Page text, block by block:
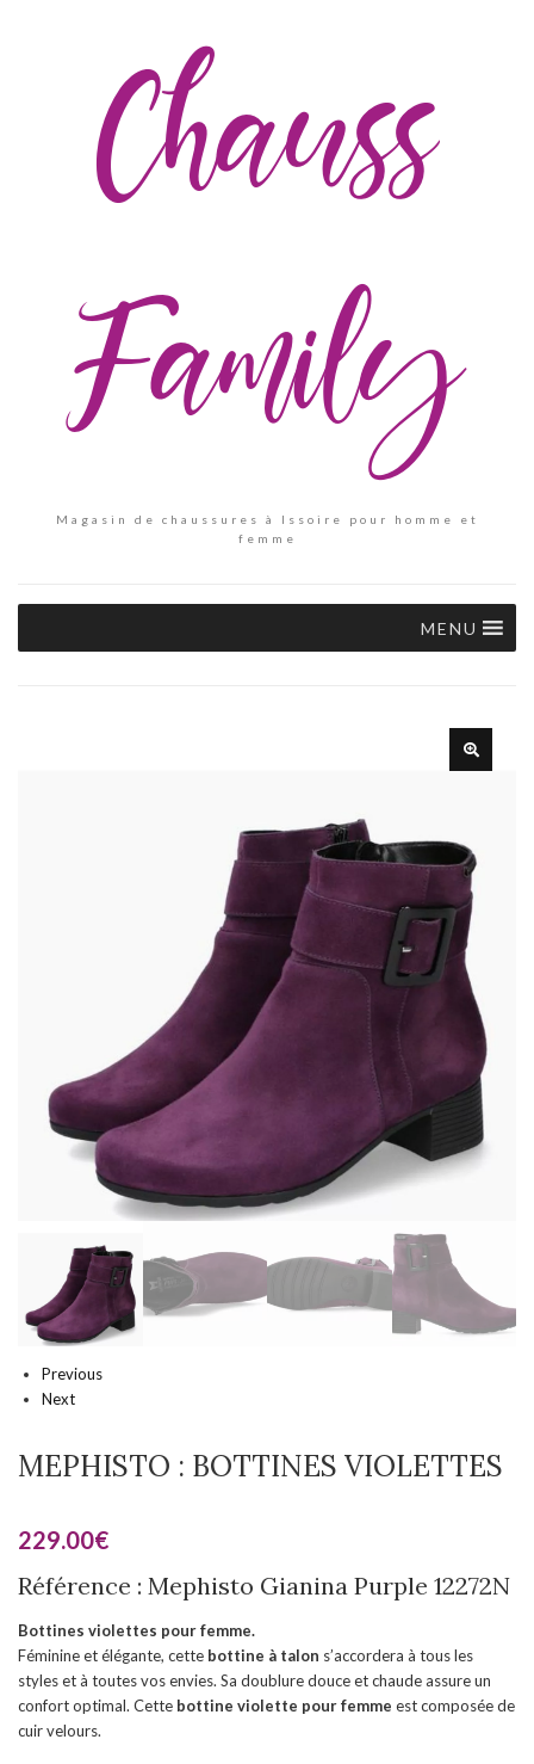
Chauss
Family
Magasin de chaussures à Issoire pour homme et
femme
MENU
Previous
Next
MEPHISTO : BOTTINES VIOLETTES
229.00€
Référence : Mephisto Gianina Purple 12272N
Bottines violettes pour femme.
Féminine et élégante, cette bottine à talon s’accordera à tous les
styles et à toutes vos envies. Sa doublure douce et chaude assure un
confort optimal. Cette bottine violette pour femme est composée de
cuir velours.